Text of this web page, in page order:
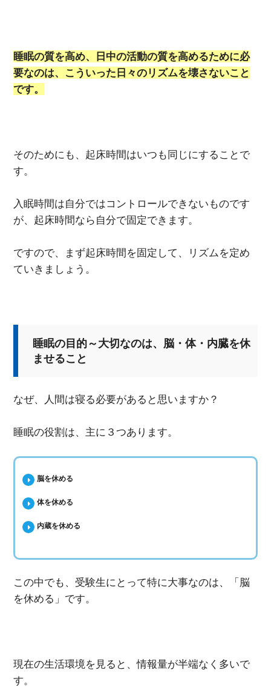
睡眠の質を高め、日中の活動の質を高めるために必
要なのは、こういった日々のリズムを壊さないこと
です。
そのためにも、起床時間はいつも同じにすることで
す。
入眠時間は自分ではコントロールできないものです
が、起床時間なら自分で固定できます。
ですので、まず起床時間を固定して、リズムを定め
ていきましょう。
睡眠の目的～大切なのは、脳・体・内臓を休
ませること
なぜ、人間は寝る必要があると思いますか？
睡眠の役割は、主に３つあります。
脳を休める
体を休める
内蔵を休める
この中でも、受験生にとって特に大事なのは、「脳
を休める」です。
現在の生活環境を見ると、情報量が半端なく多いで
す。